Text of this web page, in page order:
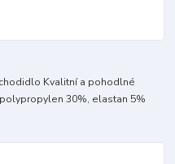
Kvalitní a pohodlné
30%, elastan 5%